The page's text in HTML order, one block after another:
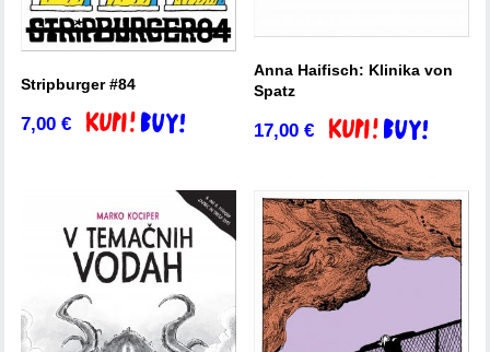
Stripburger #84
7,00€ Dodaj v košarico
Anna Haifisch: Klinika von
Spatz
17,00€ Dodaj v košarico